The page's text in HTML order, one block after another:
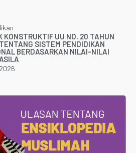
KONSTRUKTIF UU NO. 20 TAHUN
SISTEM PENDIDIKAN
BERDASARKAN NILAI-NILAI